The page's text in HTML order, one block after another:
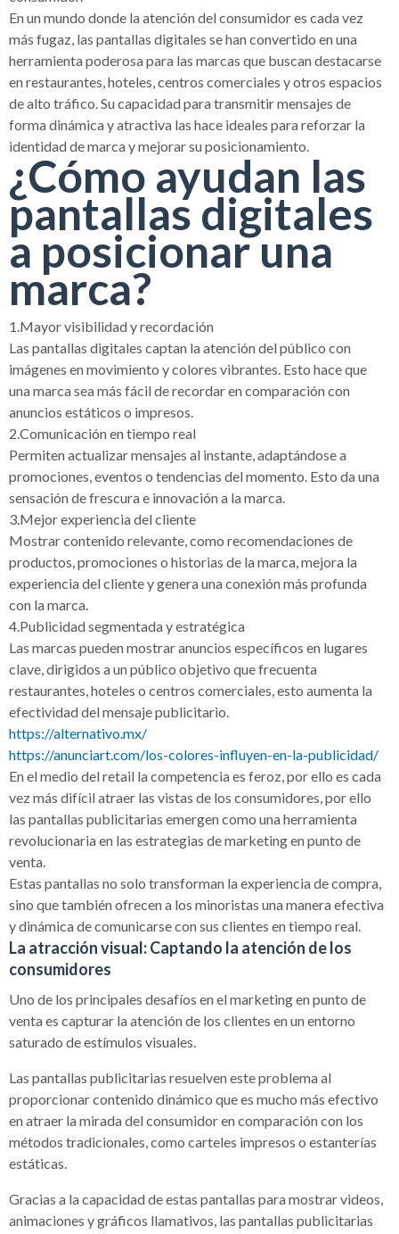
En un mundo donde la atención del consumidor es cada vez
más fugaz, las pantallas digitales se han convertido en una
herramienta poderosa para las marcas que buscan destacarse
en restaurantes, hoteles, centros comerciales y otros espacios
de alto tráfico. Su capacidad para transmitir mensajes de
forma dinámica y atractiva las hace ideales para reforzar la
identidad de marca y mejorar su posicionamiento.
¿Cómo ayudan las
pantallas digitales
a posicionar una
marca?
1.Mayor visibilidad y recordación
Las pantallas digitales captan la atención del público con
imágenes en movimiento y colores vibrantes. Esto hace que
una marca sea más fácil de recordar en comparación con
anuncios estáticos o impresos.
2.Comunicación en tiempo real
Permiten actualizar mensajes al instante, adaptándose a
promociones, eventos o tendencias del momento. Esto da una
sensación de frescura e innovación a la marca.
3.Mejor experiencia del cliente
Mostrar contenido relevante, como recomendaciones de
productos, promociones o historias de la marca, mejora la
experiencia del cliente y genera una conexión más profunda
con la marca.
4.Publicidad segmentada y estratégica
Las marcas pueden mostrar anuncios específicos en lugares
clave, dirigidos a un público objetivo que frecuenta
restaurantes, hoteles o centros comerciales, esto aumenta la
efectividad del mensaje publicitario.
https://alternativo.mx/
https://anunciart.com/los-colores-influyen-en-la-publicidad/
En el medio del retail la competencia es feroz, por ello es cada
vez más difícil atraer las vistas de los consumidores, por ello
las pantallas publicitarias emergen como una herramienta
revolucionaria en las estrategias de marketing en punto de
venta.
Estas pantallas no solo transforman la experiencia de compra,
sino que también ofrecen a los minoristas una manera efectiva
y dinámica de comunicarse con sus clientes en tiempo real.
La atracción visual: Captando la atención de los
consumidores
Uno de los principales desafíos en el marketing en punto de
venta es capturar la atención de los clientes en un entorno
saturado de estímulos visuales.
Las pantallas publicitarias resuelven este problema al
proporcionar contenido dinámico que es mucho más efectivo
en atraer la mirada del consumidor en comparación con los
métodos tradicionales, como carteles impresos o estanterías
estáticas.
Gracias a la capacidad de estas pantallas para mostrar videos,
animaciones y gráficos llamativos, las pantallas publicitarias